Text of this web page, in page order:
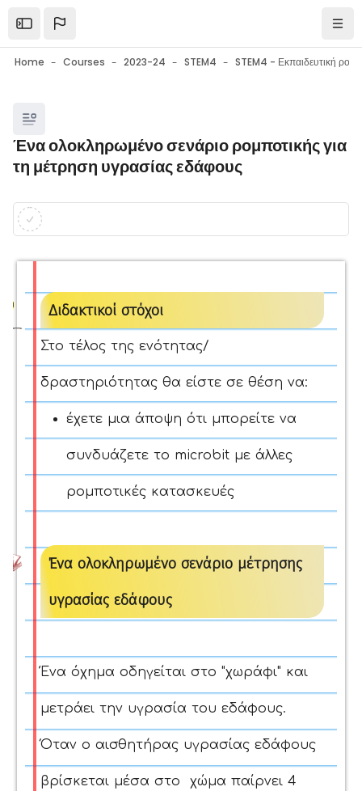
Open the sidebar
Home Courses 2023-24 STEM4
Blocks
Ένα ολοκληρωμένο σενάριο ρομποτικής για
τη μέτρηση υγρασίας εδάφους
Blocks
Completion requirements
Διδακτικοί στόχοι
Στο τέλος της ενότητας/
δραστηριότητας θα είστε σε θέση να:
έχετε μια άποψη ότι μπορείτε να
συνδυάζετε το microbit με άλλες
ρομποτικές κατασκευές
Ένα ολοκληρωμένο σενάριο μέτρησης
υγρασίας εδάφους
Ένα όχημα οδηγείται στο "χωράφι" και
μετράει την υγρασία του εδάφους.
Όταν ο αισθητήρας υγρασίας εδάφους
βρίσκεται μέσα στο χώμα παίρνει 4